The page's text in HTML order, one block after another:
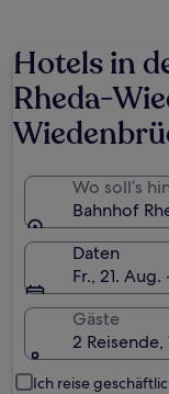
Hotels in
Rheda-
Wo soll’s
Bahnhof
Daten
Fr., 21.
Gäste
2 Reisende,
Ich reise